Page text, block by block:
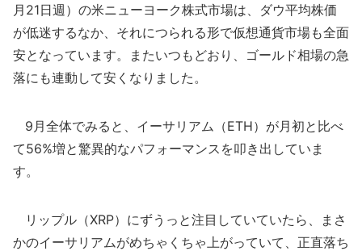
月21日週）の米ニューヨーク株式市場は、ダウ平均株価
が低迷するなか、それにつられる形で仮想通貨市場も全面
安となっています。またいつもどおり、ゴールド相場の急
落にも連動して安くなりました。
9月全体でみると、イーサリアム（ETH）が月初と比べ
て56%増と驚異的なパフォーマンスを叩き出していま
す。
リップル（XRP）にずうっと注目していていたら、まさ
かのイーサリアムがめちゃくちゃ上がっていて、正直落ち